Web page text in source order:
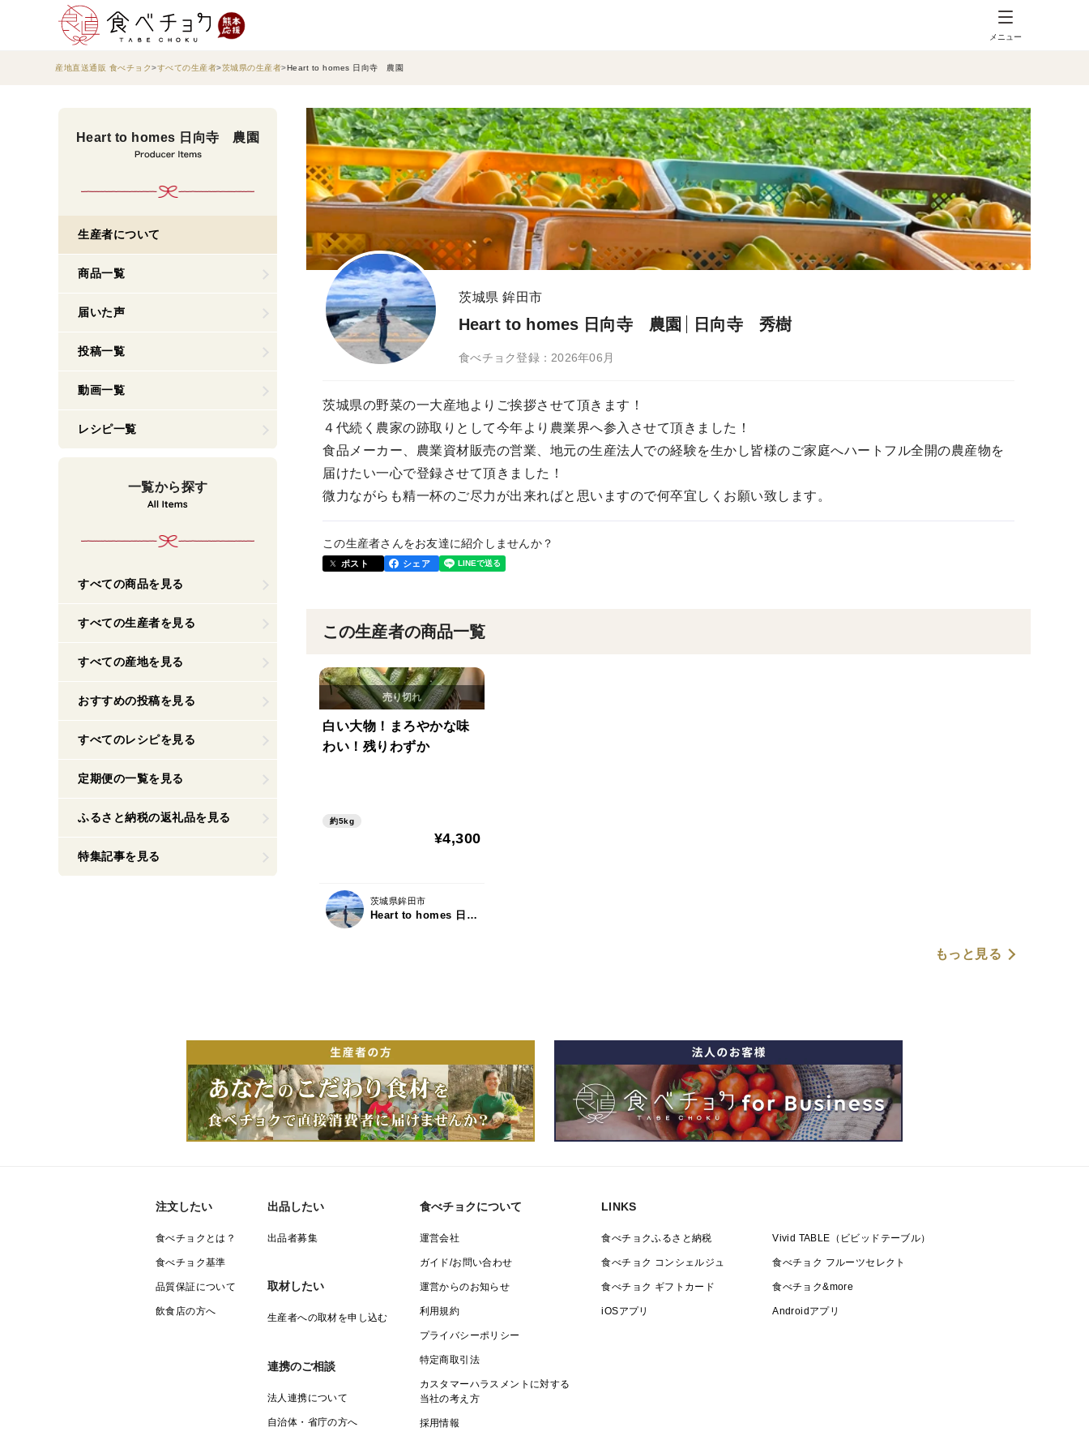
メニュー
産地直送通販 食べチョク すべての生産者 茨城県の生産者 Heart to homes 日向寺 農園
茨城県 鉾田市
Heart to homes 日向寺 農園 日向寺 秀樹
食べチョク登録：2026年06月
茨城県の野菜の一大産地よりご挨拶させて頂きます！
４代続く農家の跡取りとして今年より農業界へ参入させて頂きました！
食品メーカー、農業資材販売の営業、地元の生産法人での経験を生かし皆様のご家庭へハートフル全開の農産物を
届けたい一心で登録させて頂きました！
微力ながらも精一杯のご尽力が出来ればと思いますので何卒宜しくお願い致します。
この生産者さんをお友達に紹介しませんか？
ポスト シェア
この生産者の商品一覧
白い大物！まろやかな味
わい！残りわずか
約5kg
¥4,300
茨城県鉾田市
Heart to homes 日向寺 農園
もっと見る
Heart to homes 日向寺 農園
生産者について
商品一覧
届いた声
投稿一覧
動画一覧
レシピ一覧
一覧から探す
すべての商品を見る
すべての生産者を見る
すべての産地を見る
おすすめの投稿を見る
すべてのレシピを見る
定期便の一覧を見る
ふるさと納税の返礼品を見る
特集記事を見る
注文したい
食べチョクとは？
食べチョク基準
品質保証について
飲食店の方へ
出品したい
出品者募集
取材したい
生産者への取材を申し込む
連携のご相談
法人連携について
自治体・省庁の方へ
食べチョクについて
運営会社
ガイド/お問い合わせ
運営からのお知らせ
利用規約
プライバシーポリシー
特定商取引法
カスタマーハラスメントに対する
当社の考え方
採用情報
LINKS
食べチョクふるさと納税 Vivid TABLE（ビビッドテーブル）
食べチョク コンシェルジュ 食べチョク フルーツセレクト
食べチョク ギフトカード 食べチョク&more
iOSアプリ Androidアプリ